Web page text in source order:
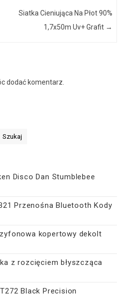
Siatka Cieniująca Na Płot 90%
1,7x50m Uv+ Grafit →
dodać komentarz.
Szukaj
Disco Dan Stumblebee
Przenośna Bluetooth Kody
kopertowy dekolt
z rozcięciem błyszcząca
Black Precision